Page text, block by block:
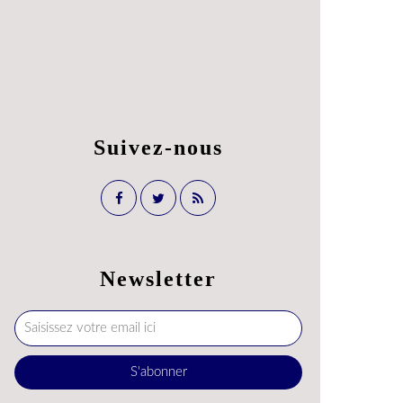
Newsletter
Suivez-nous